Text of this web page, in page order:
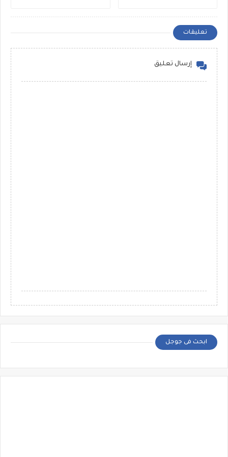
تعليقات
إرسال تعليق
ابحث فى جوجل